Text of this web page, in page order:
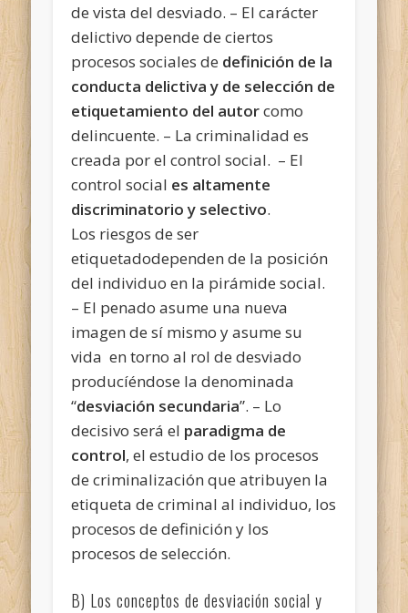
de vista del desviado. – El carácter
delictivo depende de ciertos
procesos sociales de definición de la
conducta delictiva y de selección de
etiquetamiento del autorcomo
delincuente. – La criminalidad es
creada por el control social. – El
control social es altamente
discriminatorio y selectivo.
Los riesgos de ser
etiquetadodependen de la posición
del individuo en la pirámide social.
– El penado asume una nueva
imagen de sí mismo y asume su
vida en torno al rol de desviado
producíéndose la denominada
“desviación secundaria”. – Lo
decisivo será el paradigma de
control, el estudio de los procesos
de criminalización que atribuyen la
etiqueta de criminal al individuo, los
procesos de definición y los
procesos de selección.
B) Los conceptos de desviación social y